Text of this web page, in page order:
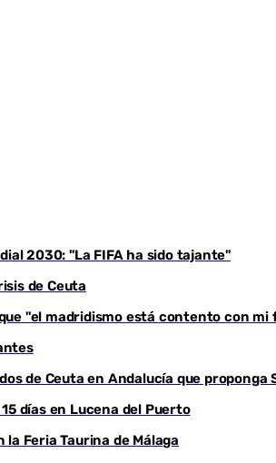
2030: "La FIFA ha sido tajante"
de Ceuta
"el madridismo está contento con mi
de Ceuta en Andalucía que proponga
días en Lucena del Puerto
Feria Taurina de Málaga